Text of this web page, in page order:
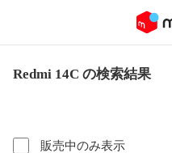
Redmi 14C の検索結果
販売中のみ表示